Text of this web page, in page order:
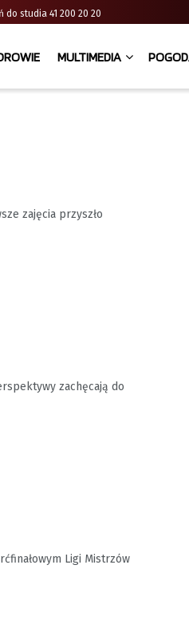
do studia 41 200 20 20
MULTIMEDIA
zajęcia przyszło
zachęcają do
Ligi Mistrzów